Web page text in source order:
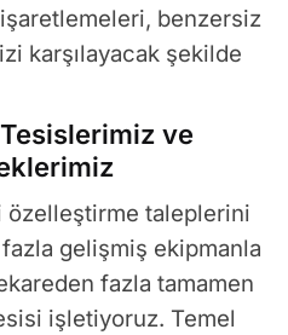
işaretlemeleri, benzersiz
karşılayacak şekilde
ve
taleplerini
gelişmiş ekipmanla
fazla tamamen
işletiyoruz. Temel